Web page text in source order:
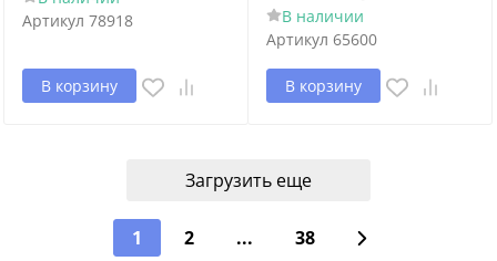
Артикул 78918
В корзину
В наличии
Артикул 65600
В корзину
Загрузить еще
1 2 ... 38